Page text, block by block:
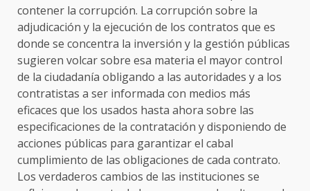
contener la corrupción. La corrupción sobre la
adjudicación y la ejecución de los contratos que es
donde se concentra la inversión y la gestión públicas
sugieren volcar sobre esa materia el mayor control
de la ciudadanía obligando a las autoridades y a los
contratistas a ser informada con medios más
eficaces que los usados hasta ahora sobre las
especificaciones de la contratación y disponiendo de
acciones públicas para garantizar el cabal
cumplimiento de las obligaciones de cada contrato.
Los verdaderos cambios de las instituciones se